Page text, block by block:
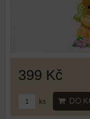
399 Kč
ks DO